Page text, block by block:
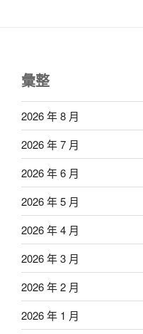
彙整
2026 年 8 月
2026 年 7 月
2026 年 6 月
2026 年 5 月
2026 年 4 月
2026 年 3 月
2026 年 2 月
2026 年 1 月